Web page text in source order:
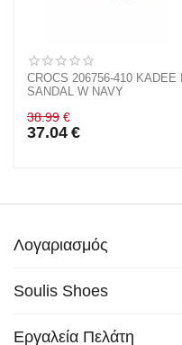
CROCS 206756-410 KADEE II
SANDAL W NAVY
38.99 €
37.04 €
Λογαριασμός
Soulis Shoes
Εργαλεία Πελάτη